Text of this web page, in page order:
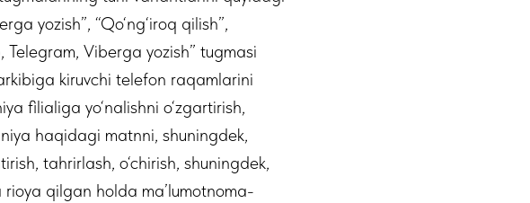
yozish”, “Qo‘ng‘iroq qilish”,
Telegram, Viberga yozish” tugmasi
kiruvchi telefon raqamlarini
filialiga yo‘nalishni o‘zgartirish,
haqidagi matnni, shuningdek,
tahrirlash, o‘chirish, shuningdek,
qilgan holda ma’lumotnoma-